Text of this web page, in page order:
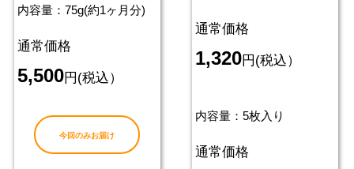
内容量：75g(約1ヶ月分)
通常価格
5,500円(税込）
今回のみお届け
通常価格
1,320円(税込）
内容量：5枚入り
通常価格